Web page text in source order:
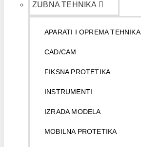
ZUBNA TEHNIKA
APARATI I OPREMA TEHNIKA
CAD/CAM
FIKSNA PROTETIKA
INSTRUMENTI
IZRADA MODELA
MOBILNA PROTETIKA